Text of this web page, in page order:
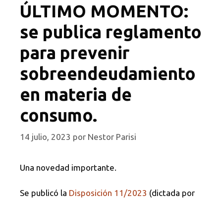
ÚLTIMO MOMENTO:
se publica reglamento
para prevenir
sobreendeudamiento
en materia de
consumo.
14 julio, 2023 por Nestor Parisi
Una novedad importante.
Se publicó la Disposición 11/2023 (dictada por